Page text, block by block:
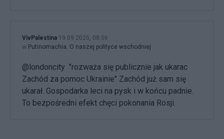
VivPalestina 19.09.2025, 08:56
w Putinomachia. O naszej polityce wschodniej
@londoncity "rozważa się publicznie jak ukarac
Zachód za pomoc Ukrainie" Zachód już sam się
ukarał. Gospodarka leci na pysk i w końcu padnie.
To bezpośredni efekt chęci pokonania Rosji.